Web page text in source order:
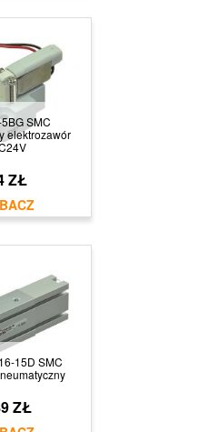
SMC
elektrozawór
ZŁ
15D SMC
ZŁ